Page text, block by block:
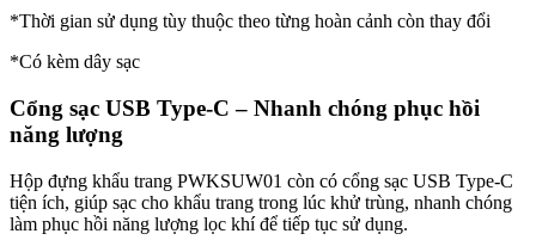
*Thời gian sử dụng tùy thuộc theo từng hoàn cảnh còn thay đổi
*Có kèm dây sạc
Cổng sạc USB Type-C – Nhanh chóng phục hồi
năng lượng
Hộp đựng khẩu trang PWKSUW01 còn có cổng sạc USB Type-C
tiện ích, giúp sạc cho khẩu trang trong lúc khử trùng, nhanh chóng
làm phục hồi năng lượng lọc khí để tiếp tục sử dụng.